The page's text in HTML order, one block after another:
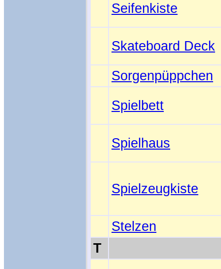
Seifenkiste
Skateboard Deck
Sorgenpüppchen
Spielbett
Spielhaus
Spielzeugkiste
Stelzen
T